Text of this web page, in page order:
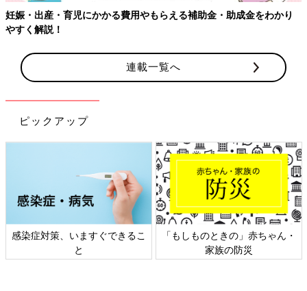
連載一覧へ
ピックアップ
日本外来小児科学会リーフレッ
ト検討会
六星占術 細木かおりさんの人生
相談